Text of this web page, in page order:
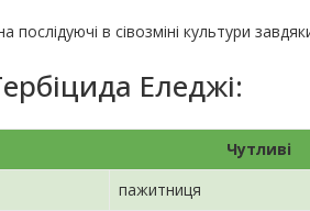
послідуючі в сівозміні культури
Еледжі:
Чутливі
пажитниця